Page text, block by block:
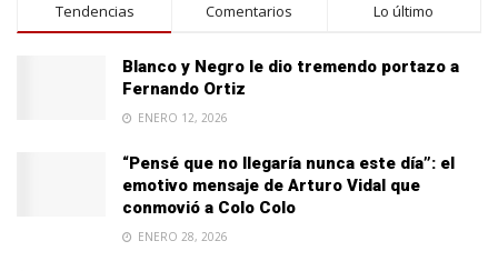
Tendencias Comentarios Lo último
Blanco y Negro le dio tremendo portazo a
Fernando Ortiz
ENERO 12, 2026
“Pensé que no llegaría nunca este día”: el
emotivo mensaje de Arturo Vidal que
conmovió a Colo Colo
ENERO 28, 2026